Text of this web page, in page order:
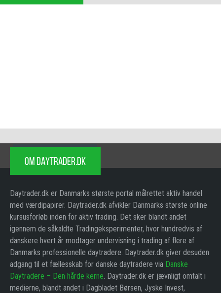
OM DAYTRADER.DK
Daytrader.dk er Danmarks største portal målrettet aktiv handel
med værdipapirer. Daytrader.dk afvikler Danmarks største online
kursusforløb inden for aktiv trading. Det sker blandt andet
igennem de såkaldte Tradingeksperimenter, hvor hundredvis af
danskere hvert år modtager undervisning i trading af flere af
Danmarks professionelle daytradere. Daytrader.dk giver desuden
adgang til et fællesskab for danske daytradere via Danske
Daytradere – Den hårde kerne. Daytrader.dk er jævnligt omtalt i
medierne, blandt andet i Dagbladet Børsen, Jyske Invest,